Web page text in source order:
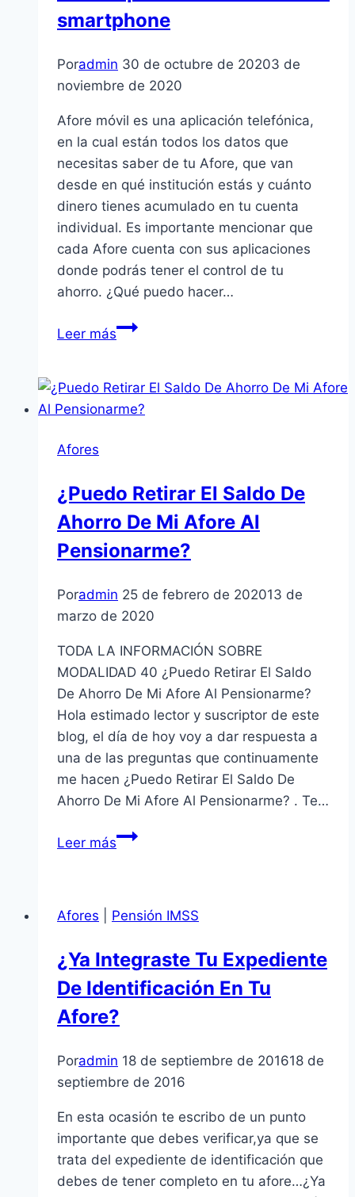
Afore
Pensionarme?
smartphone
Poradmin 30 de octubre de 20203 de
noviembre de 2020
Afore móvil es una aplicación telefónica,
en la cual están todos los datos que
necesitas saber de tu Afore, que van
desde en qué institución estás y cuánto
dinero tienes acumulado en tu cuenta
individual. Es importante mencionar que
cada Afore cuenta con sus aplicaciones
donde podrás tener el control de tu
ahorro. ¿Qué puedo hacer…
Leer másAhorro
retiro
desde
Afores
¿Puedo Retirar El Saldo De
Ahorro De Mi Afore Al
Pensionarme?
Poradmin 25 de febrero de 202013 de
marzo de 2020
TODA LA INFORMACIÓN SOBRE
MODALIDAD 40 ¿Puedo Retirar El Saldo
De Ahorro De Mi Afore Al Pensionarme?
Hola estimado lector y suscriptor de este
blog, el día de hoy voy a dar respuesta a
una de las preguntas que continuamente
me hacen ¿Puedo Retirar El Saldo De
Ahorro De Mi Afore Al Pensionarme? . Te…
Leer más¿Puedo
De
De
Mi
Afore
Al
Afores Pensión IMSS
¿Ya Integraste Tu Expediente
De Identificación En Tu
Afore?
Poradmin 18 de septiembre de 201618 de
septiembre de 2016
En esta ocasión te escribo de un punto
importante que debes verificar,ya que se
trata del expediente de identificación que
debes de tener completo en tu afore…¿Ya